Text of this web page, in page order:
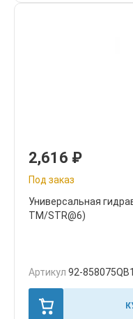
2,616 ₽
Под заказ
Универсальная
TM/STR@6)
Артикул 92-858075QB1